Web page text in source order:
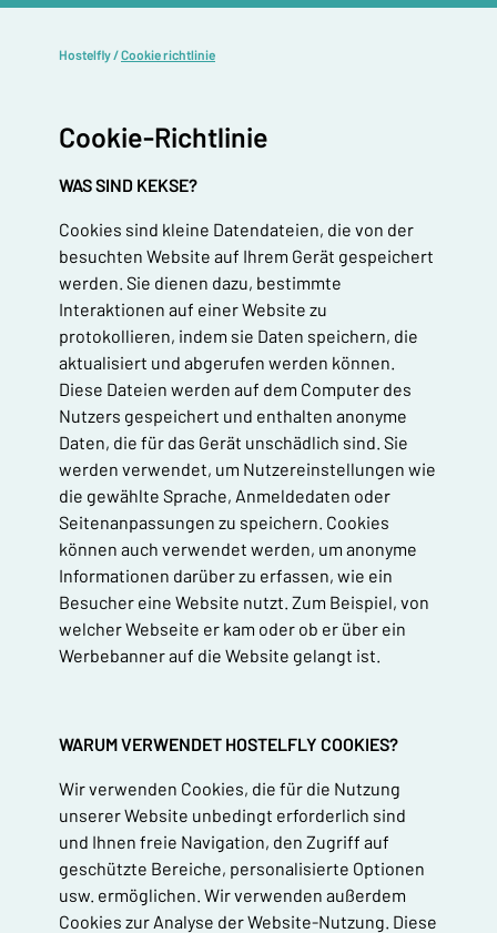
Hostelfly /Cookie richtlinie
Cookie-Richtlinie
WAS SIND KEKSE?
Cookies sind kleine Datendateien, die von der
besuchten Website auf Ihrem Gerät gespeichert
werden. Sie dienen dazu, bestimmte
Interaktionen auf einer Website zu
protokollieren, indem sie Daten speichern, die
aktualisiert und abgerufen werden können.
Diese Dateien werden auf dem Computer des
Nutzers gespeichert und enthalten anonyme
Daten, die für das Gerät unschädlich sind. Sie
werden verwendet, um Nutzereinstellungen wie
die gewählte Sprache, Anmeldedaten oder
Seitenanpassungen zu speichern. Cookies
können auch verwendet werden, um anonyme
Informationen darüber zu erfassen, wie ein
Besucher eine Website nutzt. Zum Beispiel, von
welcher Webseite er kam oder ob er über ein
Werbebanner auf die Website gelangt ist.
WARUM VERWENDET HOSTELFLY COOKIES?
Wir verwenden Cookies, die für die Nutzung
unserer Website unbedingt erforderlich sind
und Ihnen freie Navigation, den Zugriff auf
geschützte Bereiche, personalisierte Optionen
usw. ermöglichen. Wir verwenden außerdem
Cookies zur Analyse der Website-Nutzung. Diese